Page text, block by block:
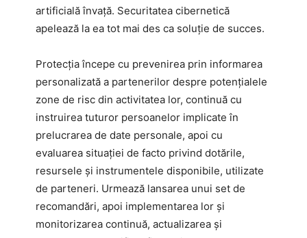
artificială învață. Securitatea cibernetică
apelează la ea tot mai des ca soluție de succes.
Protecția începe cu prevenirea prin informarea
personalizată a partenerilor despre potențialele
zone de risc din activitatea lor, continuă cu
instruirea tuturor persoanelor implicate în
prelucrarea de date personale, apoi cu
evaluarea situației de facto privind dotările,
resursele și instrumentele disponibile, utilizate
de parteneri. Urmează lansarea unui set de
recomandări, apoi implementarea lor și
monitorizarea continuă, actualizarea și